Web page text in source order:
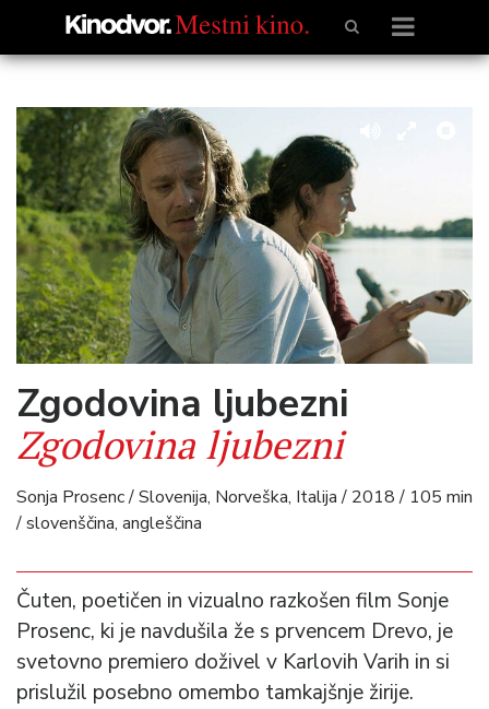
Zgodovina ljubezni
Zgodovina ljubezni
Sonja Prosenc / Slovenija, Norveška, Italija / 2018 / 105 min
/ slovenščina, angleščina
Čuten, poetičen in vizualno razkošen film Sonje
Prosenc, ki je navdušila že s prvencem Drevo, je
svetovno premiero doživel v Karlovih Varih in si
prislužil posebno omembo tamkajšnje žirije.